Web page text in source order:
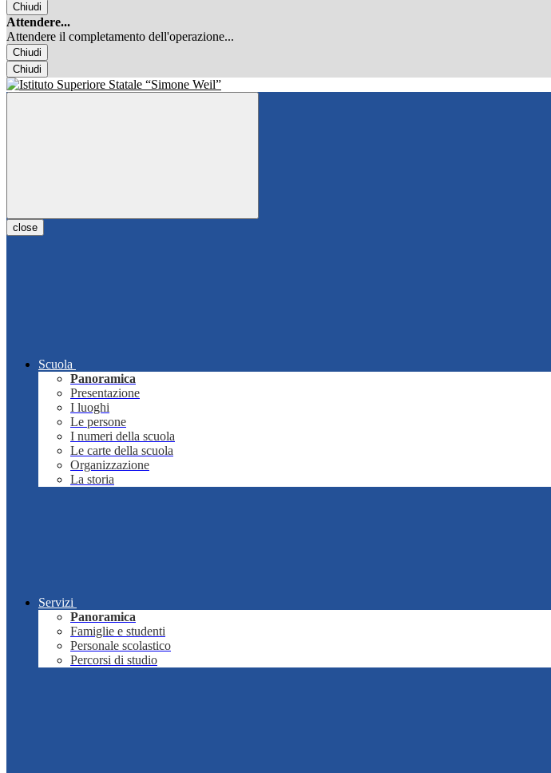
Chiudi
Attendere...
Attendere il completamento dell'operazione...
Chiudi
Chiudi
close
Scuola
Panoramica
Presentazione
I luoghi
Le persone
I numeri della scuola
Le carte della scuola
Organizzazione
La storia
Servizi
Panoramica
Famiglie e studenti
Personale scolastico
Percorsi di studio